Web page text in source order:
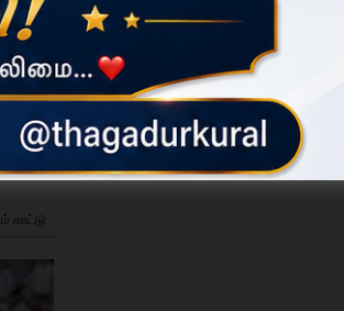
காட்டு